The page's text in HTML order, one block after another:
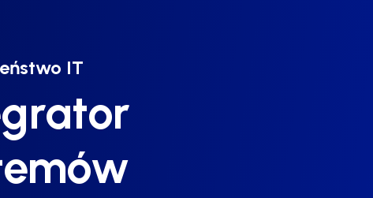
IT
IT
IT